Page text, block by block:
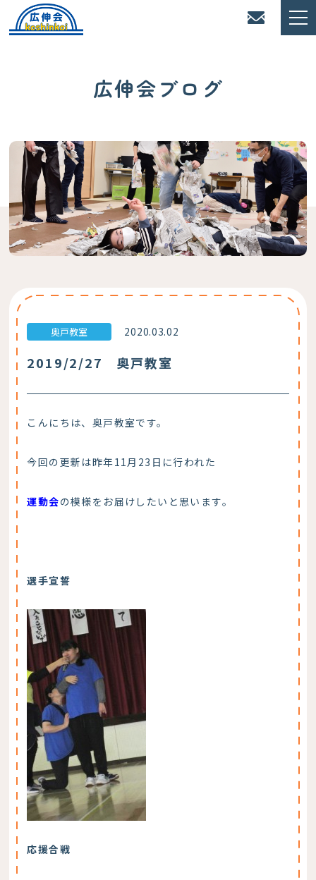
広伸会ブログ
奥戸教室 2020.03.02
2019/2/27 奥戸教室
こんにちは、奥戸教室です。
今回の更新は昨年11月23日に行われた
運動会の模様をお届けしたいと思います。
選手宣誓
応援合戦